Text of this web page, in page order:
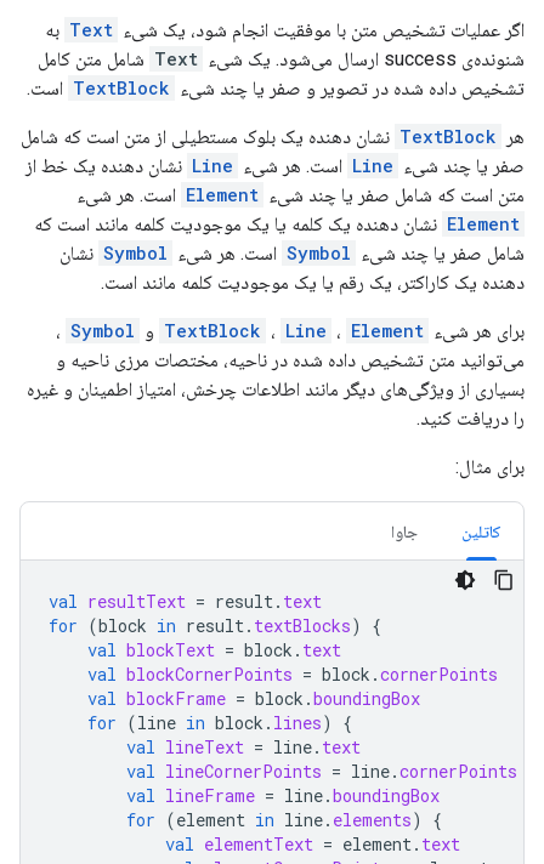
اگر عملیات تشخیص متن با موفقیت انجام شود، یک شیء Text به
شنونده‌ی success ارسال می‌شود. یک شیء
Text شامل متن کامل
تشخیص داده شده در تصویر و صفر یا چند شیء TextBlock است.
هر TextBlock نشان دهنده یک بلوک مستطیلی از متن است که شامل
صفر یا چند شیء Line است. هر شیء Line نشان دهنده یک خط از
متن است که شامل صفر یا چند شیء Element است. هر شیء
Element نشان دهنده یک کلمه یا یک موجودیت کلمه مانند است که
شامل صفر یا چند شیء Symbol است. هر شیء Symbol نشان
دهنده یک کاراکتر، یک رقم یا یک موجودیت کلمه مانند است.
برای هر شیء TextBlock ، Line ، Element و Symbol ،
می‌توانید متن تشخیص داده شده در ناحیه، مختصات مرزی ناحیه و
بسیاری از ویژگی‌های دیگر مانند اطلاعات چرخش، امتیاز اطمینان و غیره
را دریافت کنید.
برای مثال:
کاتلین جاوا
val resultText = result. text
for (block in result. textBlocks)
{
val blockText = block . text
val blockCornerPoints = block .cornerPoints
val blockFrame = block .boundingBox
for (line in block . lines)
{
val lineText = line. text
val lineCornerPoints = line.cornerPoints
val lineFrame = line.boundingBox
for (element in line. elements)
{
val elementText = element. text